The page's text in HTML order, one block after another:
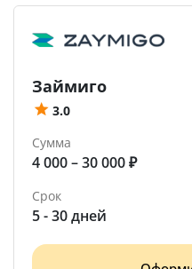
Займиго
3.0
Сумма
4 000 – 30 000 ₽
Срок
5 - 30 дней